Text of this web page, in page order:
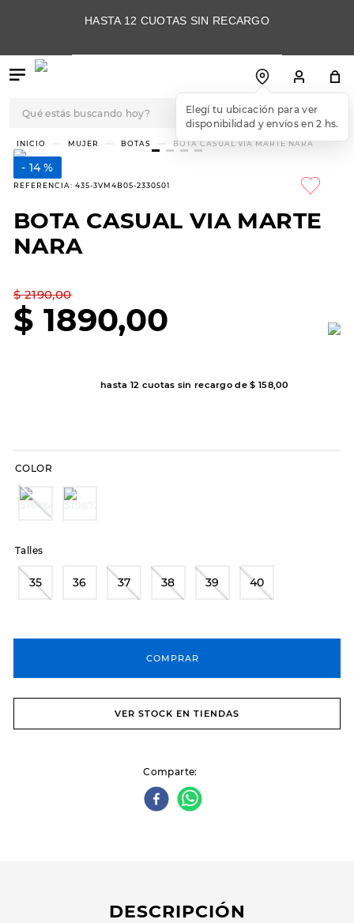
HASTA 12 CUOTAS SIN RECARGO
MUJER BOTAS BOTA CASUAL VIA MARTE NARA
14 %
REFERENCIA: 435-3VM4B05-2330501
BOTA CASUAL VIA MARTE
NARA
$ 2190,00
$ 1890,00
hasta 12 cuotas sin recargo de$ 158,00
COLOR
Talles
35 36 37 38 39 40
COMPRAR
VER STOCK EN TIENDAS
Comparte
DESCRIPCIÓN
TÉRMINOS MÁS
BUSCADOS